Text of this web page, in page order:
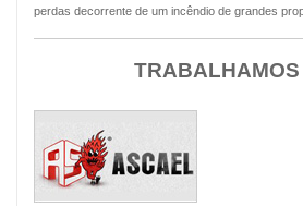
perdas decorrente de um incêndio de grandes
TRABALHAMOS